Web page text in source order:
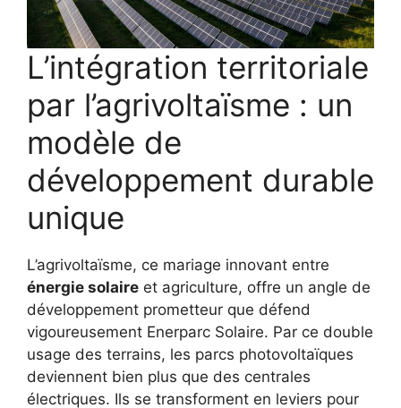
L’intégration territoriale
par l’agrivoltaïsme : un
modèle de
développement durable
unique
L’agrivoltaïsme, ce mariage innovant entre
énergie solaire et agriculture, offre un angle de
développement prometteur que défend
vigoureusement Enerparc Solaire. Par ce double
usage des terrains, les parcs photovoltaïques
deviennent bien plus que des centrales
électriques. Ils se transforment en leviers pour